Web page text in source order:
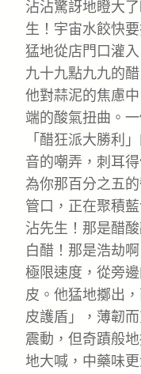
沾沾驚訝地瞪大
生！宇宙水餃快
猛地從店門口灌
九十九點九九的
他對蒜泥的焦慮
端的酸氣扭曲。
「醋狂派大勝利
音的嘲弄，刺耳
為你那百分之五
管口，正在聚積
沾先生！那是醋
白醋！那是浩劫
極限速度，從旁
皮。他猛地擲出
皮護盾」，薄韌
震動，但奇蹟般
地大喊，中藥味